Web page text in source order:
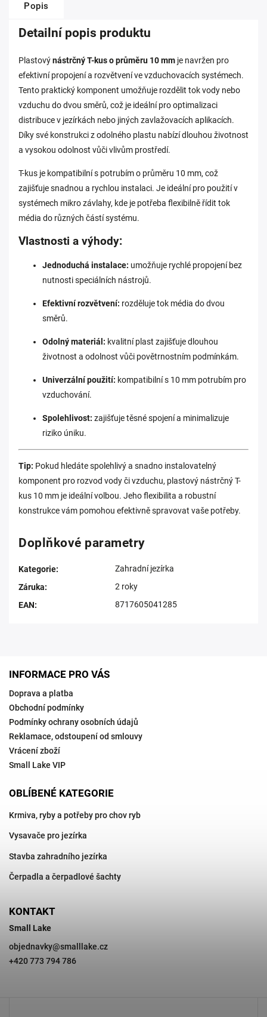
Popis
Detailní popis produktu
Plastovýnástrčný T-kus o průměru 10 mm je navržen pro
efektivní propojení a rozvětvení ve vzduchovacích systémech.
Tento praktický komponent umožňuje rozdělit tok vody nebo
vzduchu do dvou směrů, což je ideální pro optimalizaci
distribuce v jezírkách nebo jiných zavlažovacích aplikacích.
Díky své konstrukci z odolného plastu nabízí dlouhou životnost
a vysokou odolnost vůči vlivům prostředí.
T-kus je kompatibilní s potrubím o průměru 10 mm, což
zajišťuje snadnou a rychlou instalaci. Je ideální pro použití v
systémech mikro závlahy, kde je potřeba flexibilně řídit tok
média do různých částí systému.
Vlastnosti a výhody:
Jednoduchá instalace: umožňuje rychlé propojení bez
nutnosti speciálních nástrojů.
Efektivní rozvětvení: rozděluje tok média do dvou
směrů.
Odolný materiál: kvalitní plast zajišťuje dlouhou
životnost a odolnost vůči povětrnostním podmínkám.
Univerzální použití: kompatibilní s 10 mm potrubím pro
vzduchování.
Spolehlivost: zajišťuje těsné spojení a minimalizuje
riziko úniku.
Tip: Pokud hledáte spolehlivý a snadno instalovatelný
komponent pro rozvod vody či vzduchu, plastový nástrčný T-
kus 10 mm je ideální volbou. Jeho flexibilita a robustní
konstrukce vám pomohou efektivně spravovat vaše potřeby.
Doplňkové parametry
Kategorie:
Zahradní jezírka
Záruka:
2 roky
EAN: 8717605041285
INFORMACE PRO VÁS
Doprava a platba
Obchodní podmínky
Podmínky ochrany osobních údajů
Reklamace, odstoupení od smlouvy
Vrácení zboží
Small Lake VIP
OBLÍBENÉ KATEGORIE
Krmiva, ryby a potřeby pro chov ryb
Vysavače pro jezírka
Stavba zahradního jezírka
Čerpadla a čerpadlové šachty
KONTAKT
Small Lake
objednavky@smalllake.cz
+420 773 794 786